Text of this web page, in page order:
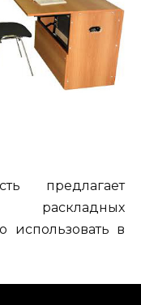
предлагает
раскладных
использовать в